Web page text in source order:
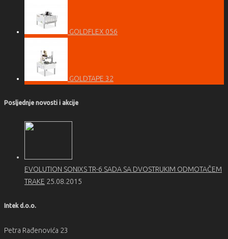
GOLDFLEX 056
GOLDTAPE 32
Posljednje novosti i akcije
EVOLUTION SONIXS TR-6 SADA SA DVOSTRUKIM ODMOTAČEM
TRAKE 25.08.2015
Intek d.o.o.
Petra Rađenovića 23